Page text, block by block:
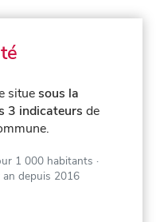
situesous la
3 indicateurs de
1 000 habitants ·
depuis 2016